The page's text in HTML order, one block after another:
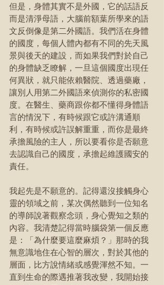
但是，身體其實不是外國，它的話語反
而是清淨母語，大腦前額葉所學來的語
文反倒像是第二外國語。我們活在身體
的國度，每個人體內都有不同的先天風
景與後天的建設，而如果我們對於自己
的身體缺乏瞭解，一旦這個國度出現任
何異狀，就只能依賴醫院、透過藥廠，
讓別人用第二外國語來偵測你的私密國
度。在醫生、藥商跟你都不懂得身體語
言的情況下，有時候跟它或許溝通順
利，有時候或許誤解重重，而你是最終
承擔風險的主人，所以要看你是否願意
去認識自己的國度，承擔起維護國安的
責任。
我起先是不願意的。記得還沒接觸身心
靈的領域之前，某次偶然聽到一位知名
的導師說著觀察念頭，身心覺知之類的
內容。我清楚記得當時腦袋第一個反應
是：「為什麼要這麼麻煩？」那時的我
無意識地住在心智的層次，對於其他的
層面，比方說情緒或感覺渾然不知。一
直到生命的際遇推著我改變，我開始接